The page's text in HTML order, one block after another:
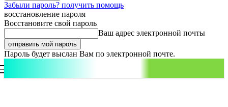
Забыли пароль? получить помощь
восстановление пароля
Восстановите свой пароль
Ваш адрес электронной почты
Пароль будет выслан Вам по электронной почте.